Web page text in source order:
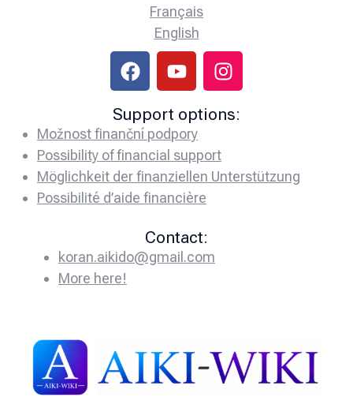
Français
English
Support options:
Možnost finanční podpory
Possibility of financial support
Möglichkeit der finanziellen Unterstützung
Possibilité d’aide financière
Contact:
koran.aikido@gmail.com
More here!